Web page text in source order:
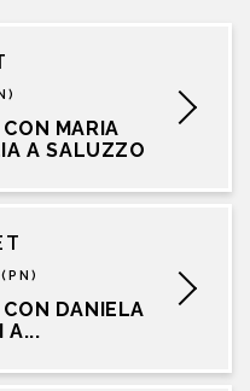
MARIA
A SALUZZO
DANIELA
A...